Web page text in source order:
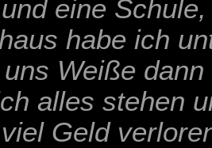
eine
habe ich
Weiße
alles stehen
Geld